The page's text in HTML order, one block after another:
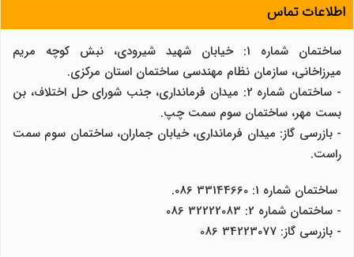
اطلاعات تماس
ساختمان شماره 1: خیابان شهید شیرودی، نبش کوچه مریم
میرزاخانی، سازمان نظام مهندسی ساختمان استان مرکزی.
- ساختمان شماره 2: میدان فرمانداری، جنب شورای حل اختلاف، بن
بست مهر، ساختمان سوم سمت چپ.
- بازرسی گاز: میدان فرمانداری، خیابان جماران، ساختمان سوم سمت
راست.
ساختمان شماره 1: 33144660 086.
- ساختمان شماره 2: 32222083 086
- بازرسی گاز: 34223077 086